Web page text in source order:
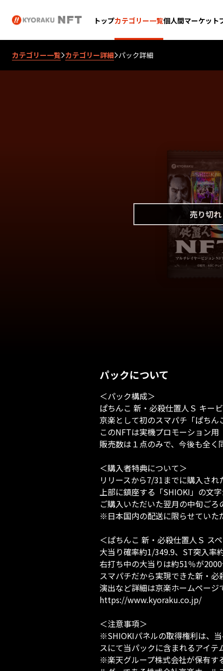
トップカテゴリー一覧個人間マーケット
カテゴリー一覧 カテゴリー詳細 パック詳細
売り切れ
パックについて
＜パック構成＞
ぱちんこ 新・必殺仕置人Ｓ キー
京楽として初のスマパチ「ぱち
このNFTは実機プロモーション
販売数は１点のみで、今後も全
＜購入者特典について＞
リリースから7/31までに購入さ
上部に鎮座する「SHIOKI」の文
ご購入いただいた翌月の中旬ごろ
※日本国内の配送に限らせていた
＜ぱちんこ 新・必殺仕置人Ｓ ス
大当り確率約1/349.9、ST突入率
右打ち中の大当りは約51％が
スマパチだから実現できた新・必
演出など詳細は京楽ホームペー
https://www.kyoraku.co.jp/
＜注意事項＞
※SHIOKIパネルの取得権利は、
スにて当パックに含まれるアイ
※楽天グループ株式会社が保有す